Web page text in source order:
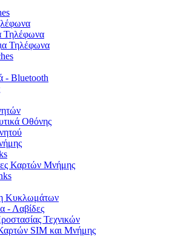
Τηλέφωνα
Τηλέφωνα
- Bluetooth
Οθόνης
Καρτών Μνήμης
Κυκλωμάτων
- Λαβίδες
Τεχνικών
SIM και Μνήμης